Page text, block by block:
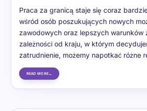
Praca za granicą staje się coraz
wśród osób poszukujących nowych
zawodowych oraz lepszych warunków
zależności od kraju, w którym
zatrudnienie, możemy napotkać różne
READ MORE